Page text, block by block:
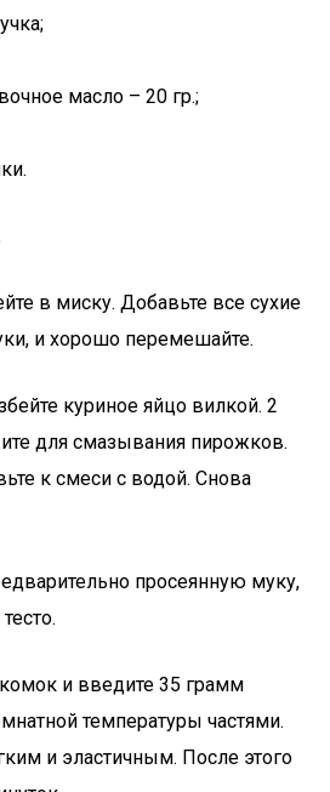
масло – 20 гр.;
в миску. Добавьте все сухие
и хорошо перемешайте.
куриное яйцо вилкой. 2
для смазывания пирожков.
к смеси с водой. Снова
просеянную муку,
комок и введите 35 грамм
температуры частями.
и эластичным. После этого